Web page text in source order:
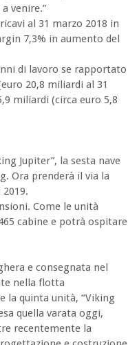
venire.”
al 31 marzo 2018 in
7,3% in aumento del
di lavoro se rapportato
20,8 miliardi al 31
miliardi (circa euro 5,8
Jupiter”, la sesta nave
Ora prenderà il via la
Come le unità
cabine e potrà ospitare
e consegnata nel
nella flotta
la quinta unità, “Viking
quella varata oggi,
recentemente la